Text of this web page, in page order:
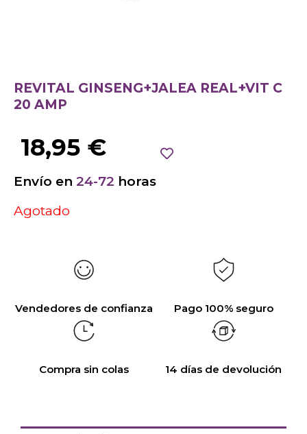
REVITAL GINSENG+JALEA REAL+VIT C
20 AMP
18,95 €
Envío en 24-72 horas
Agotado
Vendedores de confianza Pago 100% seguro
Compra sin colas 14 días de devolución